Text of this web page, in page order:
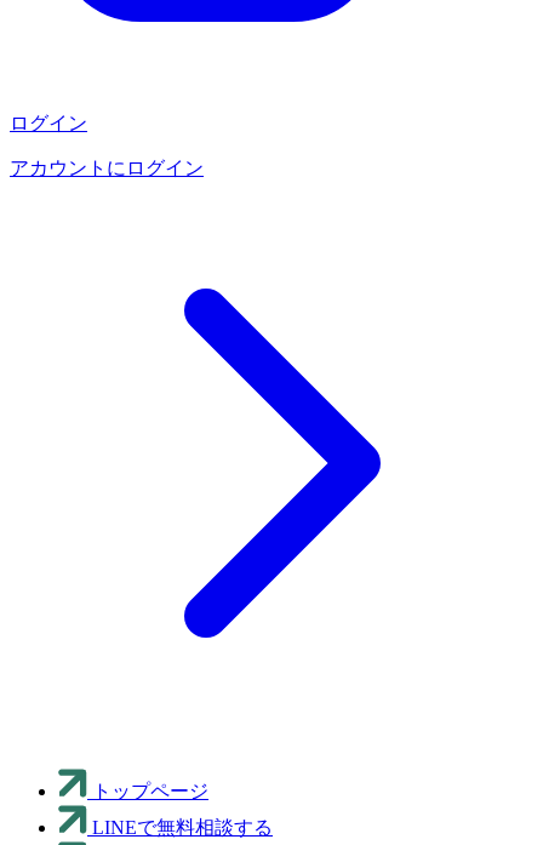
ログイン
アカウントにログイン
トップページ
LINEで無料相談する